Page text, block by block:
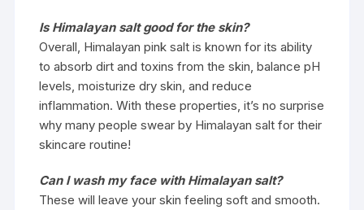
Is Himalayan salt good for the skin?
Overall, Himalayan pink salt is known for its ability
to absorb dirt and toxins from the skin, balance pH
levels, moisturize dry skin, and reduce
inflammation. With these properties, it’s no surprise
why many people swear by Himalayan salt for their
skincare routine!
Can I wash my face with Himalayan salt?
These will leave your skin feeling soft and smooth.